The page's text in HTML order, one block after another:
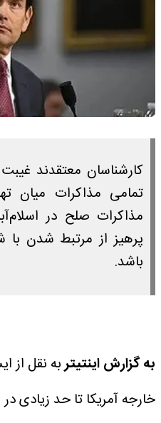
کارشناسان معتقدند
تمامی مذاکرات میان
مذاکرات صلح در
پرهیز از مرتبط شدن با
باشد.
به گزارش اینتیتربه نقل از
خارجه آمریکا تا حد زیادی